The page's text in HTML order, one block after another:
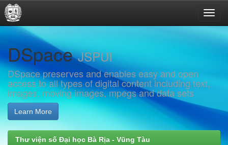
navigation
DSpaceJSPUI
DSpace preserves and enables easy and open
access to all types of digital content including text,
images, moving images, mpegs and data sets
Learn More
Thư viện số Đại học Bà Rịa - Vũng Tàu